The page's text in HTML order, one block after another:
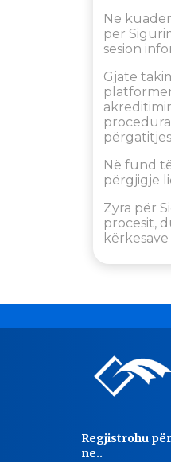
Në
për
sesion
Gjatë
Në fund
përgjigje
Zyra për
procesit,
Regjistrohu
ne..